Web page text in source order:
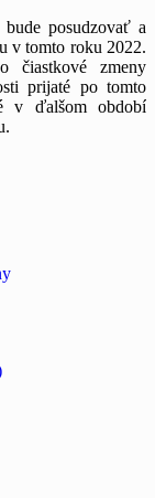
posudzovať a
v tomto roku 2022.
zmeny
prijaté po tomto
v ďalšom období